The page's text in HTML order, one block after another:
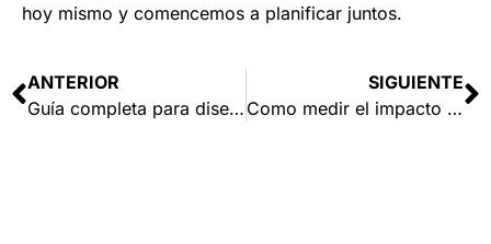
hoy mismo y comencemos a planificar juntos.
ANTERIOR
Guía completa para diseñar un stand de feria que destaque entre la multitud: Consejos esenciales para destacar en ferias.
SIGUIENTE
Como medir el impacto de tus campañas PLV y optimizar resultados